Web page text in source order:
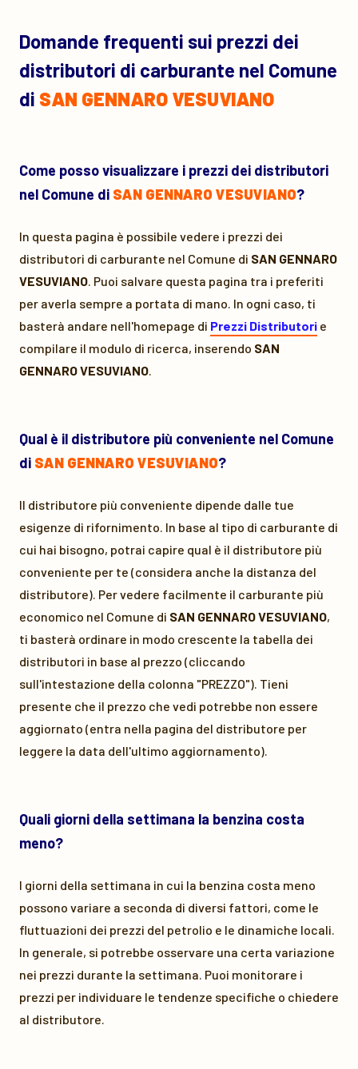
Domande frequenti sui prezzi dei
distributori di carburante nel Comune
di SAN GENNARO VESUVIANO
Come posso visualizzare i prezzi dei distributori
nel Comune di SAN GENNARO VESUVIANO?
In questa pagina è possibile vedere i prezzi dei
distributori di carburante nel Comune di SAN GENNARO
VESUVIANO. Puoi salvare questa pagina tra i preferiti
per averla sempre a portata di mano. In ogni caso, ti
basterà andare nell'homepage di Prezzi Distributori e
compilare il modulo di ricerca, inserendo SAN
GENNARO VESUVIANO.
Qual è il distributore più conveniente nel Comune
di SAN GENNARO VESUVIANO?
Il distributore più conveniente dipende dalle tue
esigenze di rifornimento. In base al tipo di carburante di
cui hai bisogno, potrai capire qual è il distributore più
conveniente per te (considera anche la distanza del
distributore). Per vedere facilmente il carburante più
economico nel Comune di SAN GENNARO VESUVIANO,
ti basterà ordinare in modo crescente la tabella dei
distributori in base al prezzo (cliccando
sull'intestazione della colonna "PREZZO"). Tieni
presente che il prezzo che vedi potrebbe non essere
aggiornato (entra nella pagina del distributore per
leggere la data dell'ultimo aggiornamento).
Quali giorni della settimana la benzina costa
meno?
I giorni della settimana in cui la benzina costa meno
possono variare a seconda di diversi fattori, come le
fluttuazioni dei prezzi del petrolio e le dinamiche locali.
In generale, si potrebbe osservare una certa variazione
nei prezzi durante la settimana. Puoi monitorare i
prezzi per individuare le tendenze specifiche o chiedere
al distributore.